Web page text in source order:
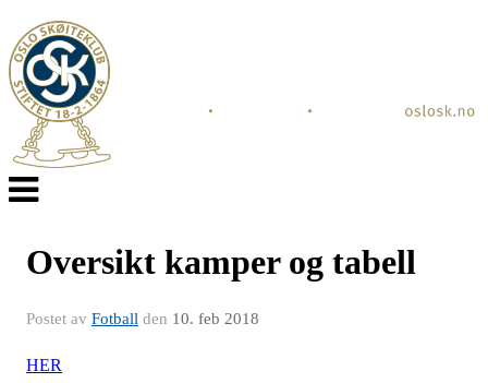
Veksle
navigasjon
Oversikt kamper og tabell
Postet av Fotball den 10. feb 2018
HER